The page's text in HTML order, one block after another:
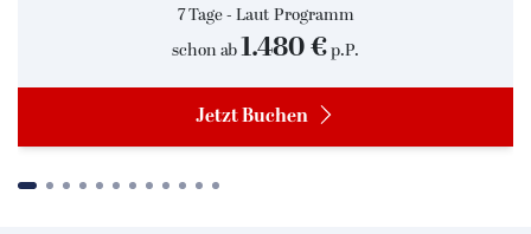
Zimmer
The Westin Hamburg
Schwimmbad
BLICK Bar im The Westin Hotel:
Der Elphi Spritz kann in der BLICK Bar zwischen 16 bis 23 Uhr
7 Tage - Laut Programm
schon ab 1.480 € p.P.
Jetzt Buchen